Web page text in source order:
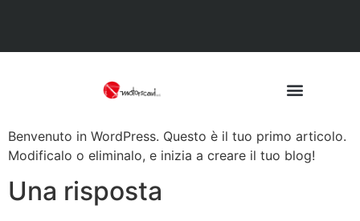
Benvenuto in WordPress. Questo è il tuo primo articolo.
Modificalo o eliminalo, e inizia a creare il tuo blog!
Una risposta